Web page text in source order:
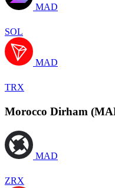
MAD
SOL
MAD
TRX
Morocco Dirham
MAD
ZRX